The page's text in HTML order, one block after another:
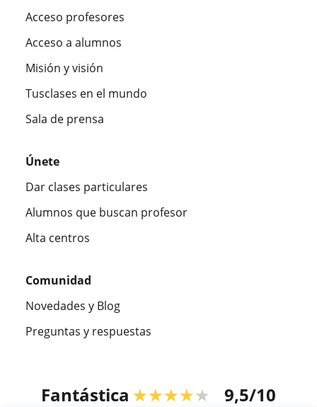
Acceso profesores
Acceso a alumnos
Misión y visión
Tusclases en el mundo
Sala de prensa
Únete
Dar clases particulares
Alumnos que buscan profesor
Alta centros
Comunidad
Novedades y Blog
Preguntas y respuestas
Fantástica ★★★★★ 9,5/10